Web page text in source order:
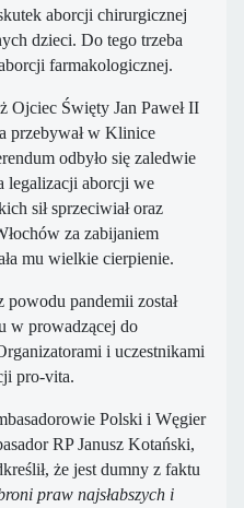
aborcji chirurgicznej
dzieci. Do tego trzeba
farmakologicznej.
Ojciec Święty Jan Paweł II
przebywał w Klinice
odbyło się zaledwie
legalizacji aborcji we
sił sprzeciwiał oraz
za zabijaniem
mu wielkie cierpienie.
pandemii został
w prowadzącej do
i uczestnikami
pro-vita.
Polski i Węgier
RP Janusz Kotański,
że jest dumny z faktu
praw najsłabszych i